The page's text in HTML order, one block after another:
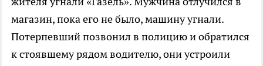
магазин, пока его не было, машину угнали.
Потерпевший позвонил в полицию и обратился
к стоявшему рядом водителю, они устроили